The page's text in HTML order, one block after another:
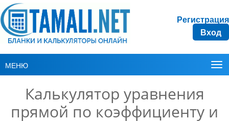
Регистрация
Вход
МЕНЮ
Калькулятор уравнения
прямой по коэффициенту и